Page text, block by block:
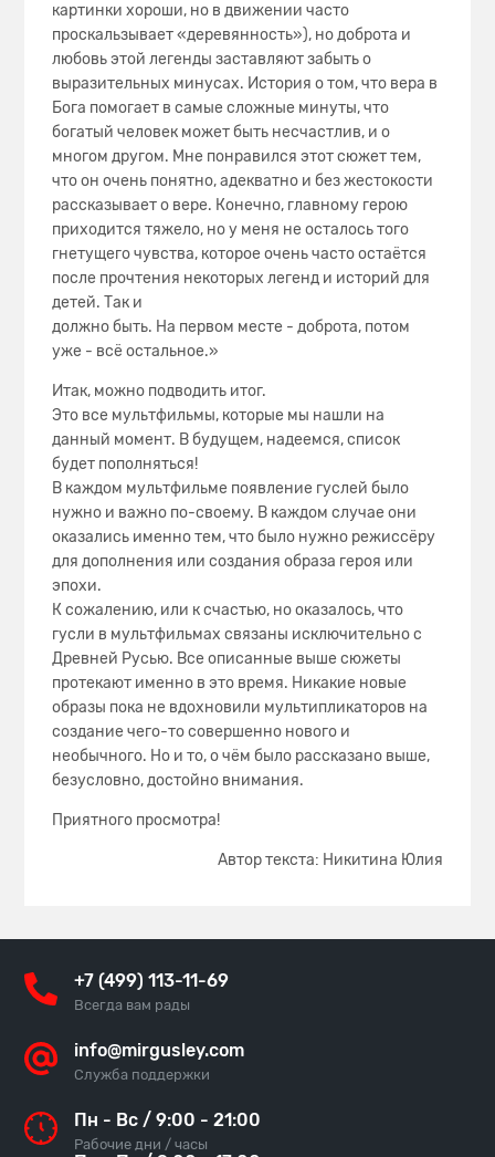
картинки хороши, но в движении часто
проскальзывает «деревянность»), но доброта и
любовь этой легенды заставляют забыть о
выразительных минусах. История о том, что вера в
Бога помогает в самые сложные минуты, что
богатый человек может быть несчастлив, и о
многом другом. Мне понравился этот сюжет тем,
что он очень понятно, адекватно и без жестокости
рассказывает о вере. Конечно, главному герою
приходится тяжело, но у меня не осталось того
гнетущего чувства, которое очень часто остаётся
после прочтения некоторых легенд и историй для
детей. Так и
должно быть. На первом месте - доброта, потом
уже - всё остальное.»
Итак, можно подводить итог.
Это все мультфильмы, которые мы нашли на
данный момент. В будущем, надеемся, список
будет пополняться!
В каждом мультфильме появление гуслей было
нужно и важно по-своему. В каждом случае они
оказались именно тем, что было нужно режиссёру
для дополнения или создания образа героя или
эпохи.
К сожалению, или к счастью, но оказалось, что
гусли в мультфильмах связаны исключительно с
Древней Русью. Все описанные выше сюжеты
протекают именно в это время. Никакие новые
образы пока не вдохновили мультипликаторов на
создание чего-то совершенно нового и
необычного. Но и то, о чём было рассказано выше,
безусловно, достойно внимания.
Приятного просмотра!
Автор текста: Никитина Юлия
+7 (499) 113-11-69
Всегда вам рады
info@mirgusley.com
Служба поддержки
Пн - Вс / 9:00 - 21:00
Рабочие дни / часы